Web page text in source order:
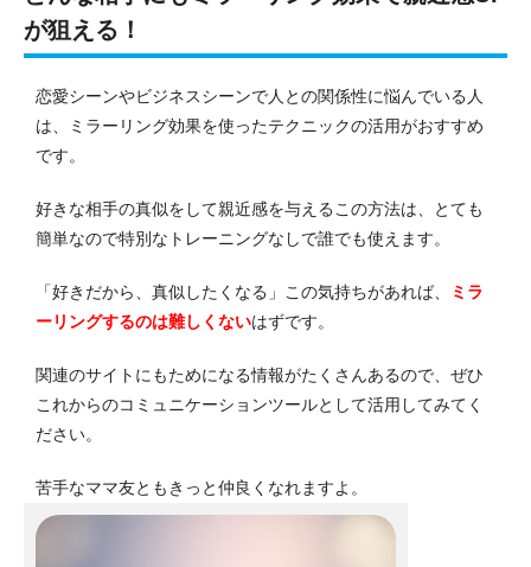
が狙える！
恋愛シーンやビジネスシーンで人との関係性に悩んでいる人
は、ミラーリング効果を使ったテクニックの活用がおすすめ
です。
好きな相手の真似をして親近感を与えるこの方法は、とても
簡単なので特別なトレーニングなしで誰でも使えます。
「好きだから、真似したくなる」この気持ちがあれば、
ミラ
ーリングするのは難しくないはずです。
関連のサイトにもためになる情報がたくさんあるので、ぜひ
これからのコミュニケーションツールとして活用してみてく
ださい。
苦手なママ友ともきっと仲良くなれますよ。